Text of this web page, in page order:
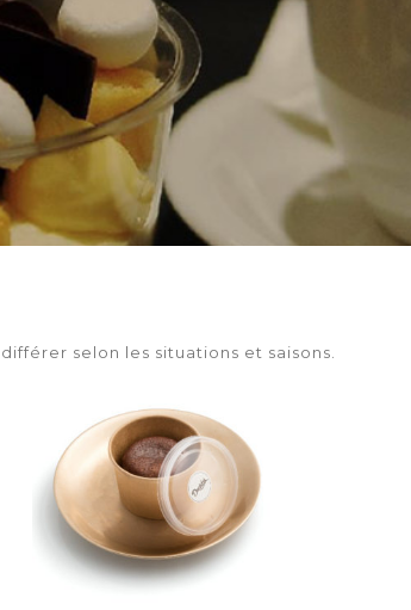
selon les situations et saisons.